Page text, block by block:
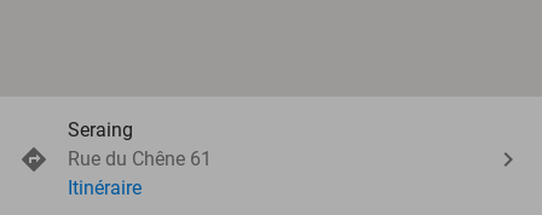
Seraing
Rue du Chêne 61
Itinéraire